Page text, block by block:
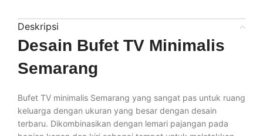
Deskripsi
Desain Bufet TV Minimalis
Semarang
Bufet TV minimalis Semarang yang sangat pas untuk ruang
keluarga dengan ukuran yang besar dengan desain
terbaru. Dikombinasikan dengan lemari pajangan pada